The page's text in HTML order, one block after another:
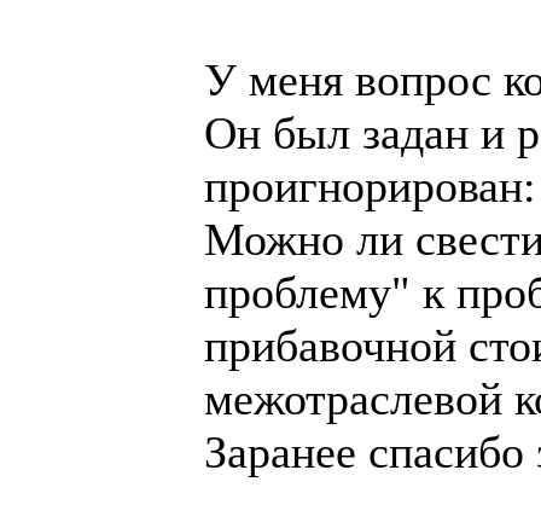
У меня вопрос
Он был задан и
проигнорирован:
Можно ли
проблему" к
прибавочной
межотраслевой
Заранее